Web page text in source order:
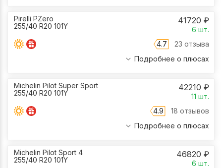
Pirelli PZero
255/40 R20 101Y
41720 ₽
6 шт.
4.7
23 отзыва
Подробнее о плюсах
Michelin Pilot Super Sport
255/40 R20 101Y
42210 ₽
11 шт.
4.9
18 отзывов
Подробнее о плюсах
Michelin Pilot Sport 4
255/40 R20 101Y
46820 ₽
6 шт.